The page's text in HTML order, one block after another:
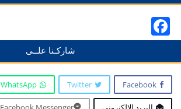
شاركـنا علــى
Facebook
Twitter
WhatsApp